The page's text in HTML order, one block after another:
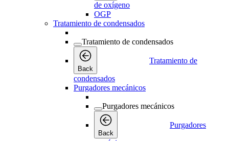
de oxígeno
OGP
Tratamiento de condensados
Tratamiento de condensados
Back
Tratamiento de
condensados
Purgadores mecánicos
Purgadores mecánicos
Back
Purgadores